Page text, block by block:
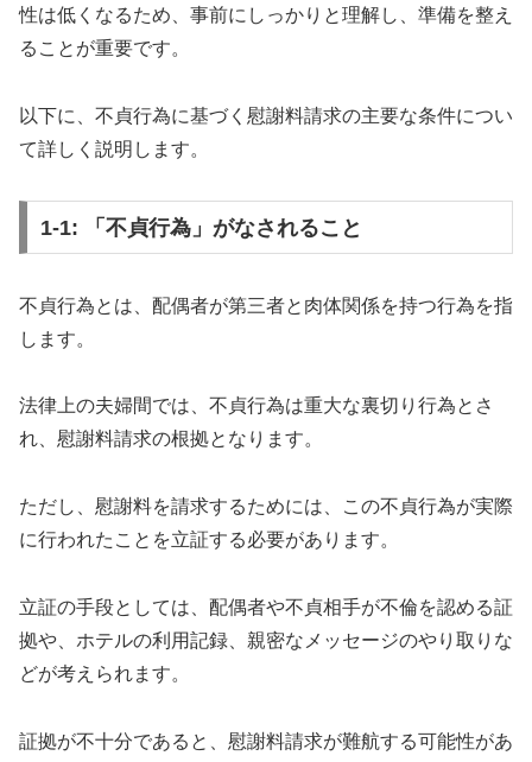
性は低くなるため、事前にしっかりと理解し、準備を整え
ることが重要です。
以下に、不貞行為に基づく慰謝料請求の主要な条件につい
て詳しく説明します。
1-1: 「不貞行為」がなされること
不貞行為とは、配偶者が第三者と肉体関係を持つ行為を指
します。
法律上の夫婦間では、不貞行為は重大な裏切り行為とさ
れ、慰謝料請求の根拠となります。
ただし、慰謝料を請求するためには、この不貞行為が実際
に行われたことを立証する必要があります。
立証の手段としては、配偶者や不貞相手が不倫を認める証
拠や、ホテルの利用記録、親密なメッセージのやり取りな
どが考えられます。
証拠が不十分であると、慰謝料請求が難航する可能性があ